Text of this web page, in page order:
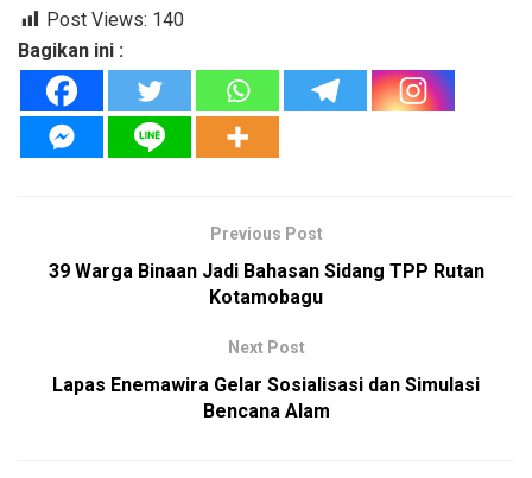
Post Views: 140
Bagikan ini :
Previous Post
39 Warga Binaan Jadi Bahasan Sidang TPP Rutan
Kotamobagu
Next Post
Lapas Enemawira Gelar Sosialisasi dan Simulasi
Bencana Alam